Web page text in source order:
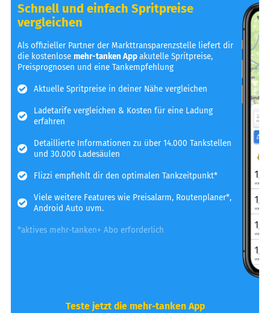
Schnell und einfach Spritpreise
vergleichen
Als offizieller Partner der Markttransparenzstelle liefert dir
die kostenlosemehr-tanken Appakutelle Spritpreise,
Preisprognosen und eine Tankempfehlung
Aktuelle Spritpreise in deiner Nähe vergleichen
Ladetarife vergleichen & Kosten für eine Ladung
erfahren
Detaillierte Informationen zu über 14.000 Tankstellen
und 30.000 Ladesäulen
Flizzi empfiehlt dir den optimalen Tankzeitpunkt*
Viele weitere Features wie Preisalarm, Routenplaner*,
Android Auto uvm.
*aktives mehr-tanken+ Abo erforderlich
Teste jetzt die mehr-tanken App